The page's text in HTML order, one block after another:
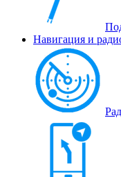
Навигация и